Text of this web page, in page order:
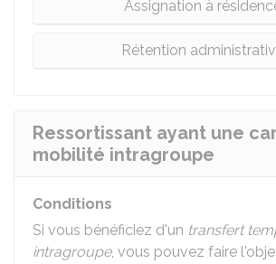
Assignation à
Rétention
Ressortissant ayant une
mobilité intragroupe
Conditions
Si vous bénéficiez d'un transfert
intragroupe, vous pouvez faire